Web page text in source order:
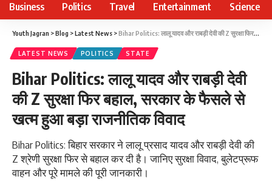
Business Politics Travel Entertainment Science
Youth Jagran >Blog >Latest News >Bihar Politics: लालू यादव और राबड़ी देवी की Z सुरक्षा फिर बहाल, सरकार के फैसले से खत्म हुआ बड़ा राजनीतिक विवाद
LATEST NEWS POLITICS STATE
Bihar Politics: लालू यादव और राबड़ी देवी
की Z सुरक्षा फिर बहाल, सरकार के फैसले से
खत्म हुआ बड़ा राजनीतिक विवाद
Bihar Politics: बिहार सरकार ने लालू प्रसाद यादव और राबड़ी देवी की
Z श्रेणी सुरक्षा फिर से बहाल कर दी है। जानिए सुरक्षा विवाद, बुलेटप्रूफ
वाहन और पूरे मामले की पूरी जानकारी।